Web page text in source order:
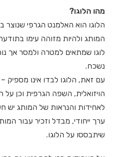
מהו הלוגו?
הלוגו הוא האלמנט הגרפי שנוצר
המותג ולהיות מזוהה עימו
לוגו שמתאים למטרה ולמסר אך
נשכח.
עם זאת, הלוגו לבדו אינו מספיק
הויזואלית, השפה הגרפית וכן
לאחידות והנראות של המותג יש
ערך ייחודי, מבדל וזכיר עבור
שיתבססו על הלוגו.